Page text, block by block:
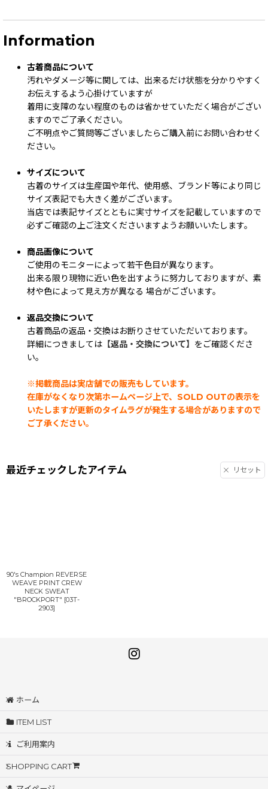
Information
古着商品について
汚れやダメージ等に関しては、出来るだけ状態を分かりやすく
お伝えするよう心掛けていますが
着用に支障のない程度のものは省かせていただく場合がござい
ますのでご了承ください。
ご不明点やご質問等ございましたらご購入前にお問い合わせく
ださい。
サイズについて
古着のサイズは生産国や年代、使用感、ブランド等により同じ
サイズ表記でも大きく差がございます。
当店では表記サイズとともに実寸サイズを記載していますので
必ずご確認の上ご注文くださいますようお願いいたします。
商品画像について
ご使用のモニターによって若干色目が異なります。
出来る限り現物に近い色を出すように努力しておりますが、素
材や色によって見え方が異なる 場合がございます。
返品交換について
古着商品の返品・交換はお断りさせていただいております。
詳細につきましては 【返品・交換について】 をご確認くださ
い。
※掲載商品は実店舗での販売もしています。
在庫がなくなり次第ホームページ上で、SOLD OUTの表示を
いたしますが更新のタイムラグが発生する場合がありますので
ご了承ください。
最近チェックしたアイテム リセット
90's Champion REVERSE
WEAVE PRINT CREW
NECK SWEAT
"BROCKPORT" [03T-
2903]
ホーム
ITEM LIST
ご利用案内
SHOPPING CART